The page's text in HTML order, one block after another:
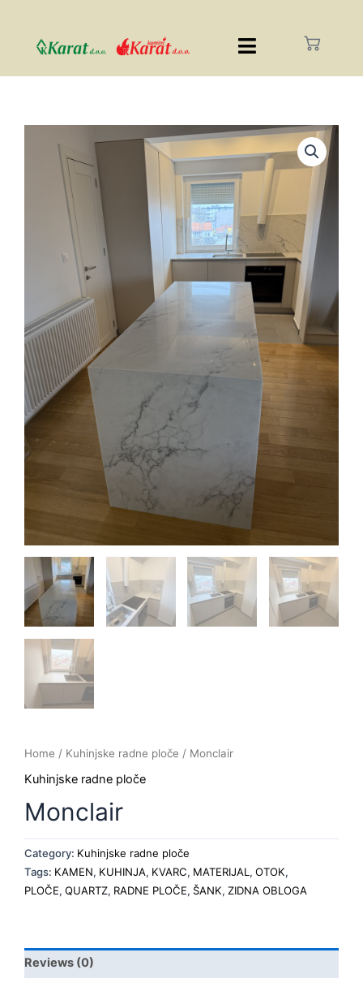
Home / Kuhinjske radne ploče / Monclair
Kuhinjske radne ploče
Monclair
Category: Kuhinjske radne ploče
Tags: KAMEN, KUHINJA, KVARC, MATERIJAL, OTOK,
PLOČE, QUARTZ, RADNE PLOČE, ŠANK, ZIDNA OBLOGA
Reviews (0)